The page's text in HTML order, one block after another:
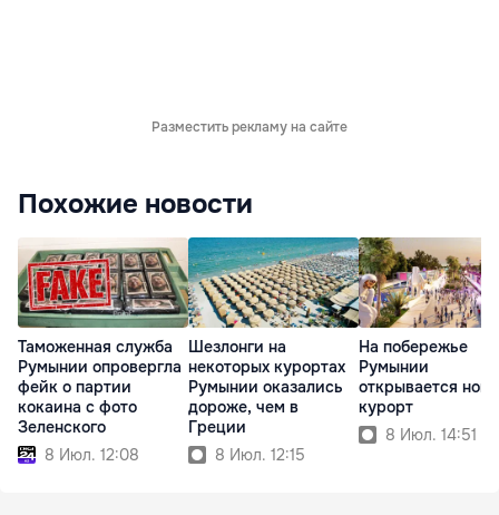
Разместить рекламу на сайте
Похожие новости
Таможенная служба
Румынии опровергла
фейк о партии
кокаина с фото
Зеленского
8 Июл. 12:08
Шезлонги на
некоторых курортах
Румынии оказались
дороже, чем в
Греции
8 Июл. 12:15
На побережье
Румынии
открывается
курорт
8 Июл. 14:51